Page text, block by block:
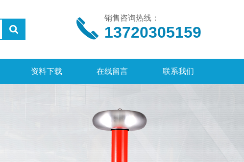
销售咨询热线：
13720305159
资料下载 在线留言 联系我们